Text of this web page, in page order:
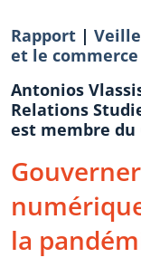
Rapport |
et le
Antonios
Relations
est membre du
la